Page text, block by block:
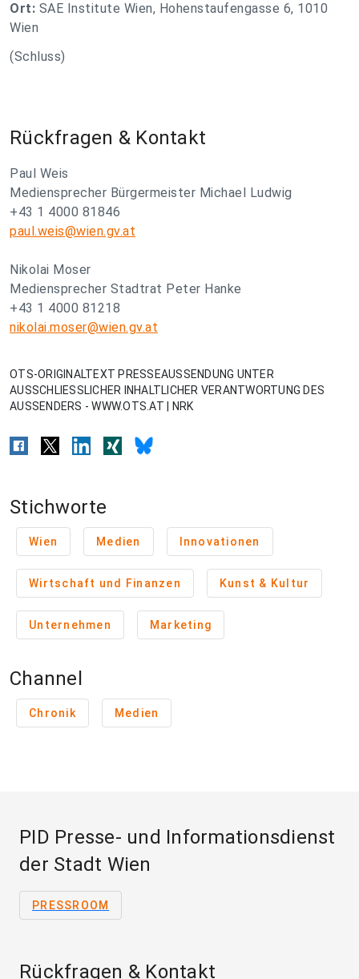
Ort: SAE Institute Wien, Hohenstaufengasse 6, 1010
Wien
(Schluss)
Rückfragen & Kontakt
Paul Weis
Mediensprecher Bürgermeister Michael Ludwig
+43 1 4000 81846
paul.weis@wien.gv.at
Nikolai Moser
Mediensprecher Stadtrat Peter Hanke
+43 1 4000 81218
nikolai.moser@wien.gv.at
OTS-ORIGINALTEXT PRESSEAUSSENDUNG UNTER
AUSSCHLIESSLICHER INHALTLICHER VERANTWORTUNG DES
AUSSENDERS - WWW.OTS.AT | NRK
Stichworte
Wien Medien Innovationen
Wirtschaft und Finanzen Kunst & Kultur
Unternehmen Marketing
Channel
Chronik Medien
PID Presse- und Informationsdienst
der Stadt Wien
PRESSROOM
Rückfragen & Kontakt